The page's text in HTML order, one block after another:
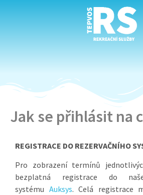
Jak se přihlásit na
REGISTRACE DO REZERVAČNÍHO
Pro zobrazení termínů
bezplatná registrace do
systému Auksys. Celá registrace